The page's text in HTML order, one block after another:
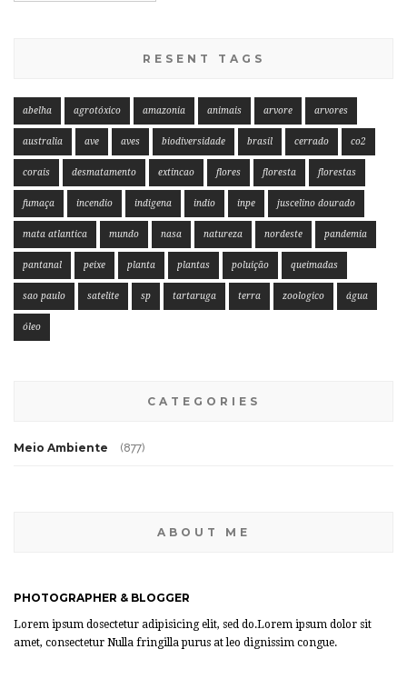
RESENT TAGS
abelha agrotóxico amazonia animais arvore arvores
australia ave aves biodiversidade brasil cerrado co2
corais desmatamento extincao flores floresta florestas
fumaça incendio indigena indio inpe juscelino dourado
mata atlantica mundo nasa natureza nordeste pandemia
pantanal peixe planta plantas poluição queimadas
sao paulo satelite sp tartaruga terra zoologico água
óleo
CATEGORIES
Meio Ambiente (877)
ABOUT ME
PHOTOGRAPHER & BLOGGER
Lorem ipsum dosectetur adipisicing elit, sed do.Lorem ipsum dolor sit
amet, consectetur Nulla fringilla purus at leo dignissim congue.